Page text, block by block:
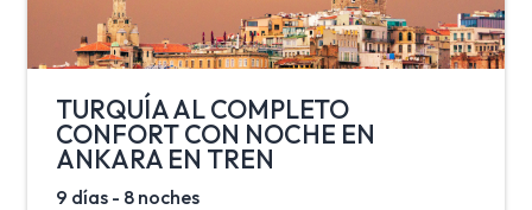
Pamukkale y descubrir Izmir, ciudad donde
convergen pasado y presente. Todo ello con
traslado en tren desde Estambul hasta Ankara y
trayecto en avión de Izmir a Estambul.
TURQUÍA AL COMPLETO
CONFORT CON NOCHE EN
ANKARA EN TREN
9 días - 8 noches